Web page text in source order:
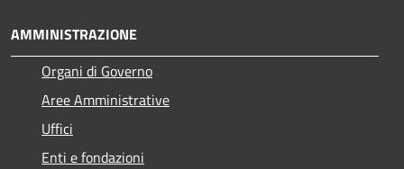
AMMINISTRAZIONE
Organi di Governo
Aree Amministrative
Uffici
Enti e fondazioni